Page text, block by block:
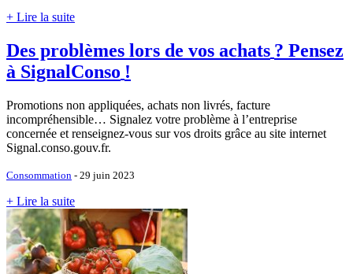
+ Lire la suite
Des problèmes lors de vos achats ? Pensez
à SignalConso !
Promotions non appliquées, achats non livrés, facture
incompréhensible… Signalez votre problème à l’entreprise
concernée et renseignez-vous sur vos droits grâce au site internet
Signal.conso.gouv.fr.
Consommation - 29 juin 2023
+ Lire la suite